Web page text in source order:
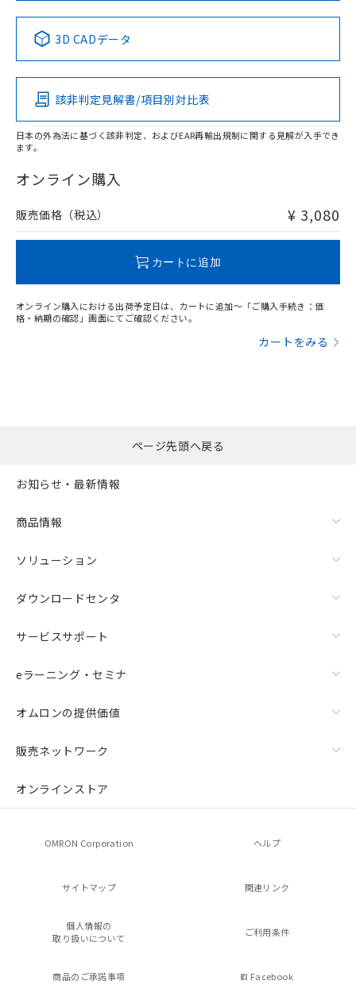
Pb Hg Cd Cr(VI)
O
在庫等で未対応品が混在する可能性があります。
問い合わせください。
3D CADデータ
該非判定見解書/項目別対比表
日本の外為法に基づく該非判定、およびEAR再輸出規制に関する見解が入手でき
ます。
オンライン購入
販売価格（税込） ¥ 3,080
カートに追加
オンライン購入における出荷予定日は、カートに追加～「ご購入手続き：価
格・納期の確認」画面にてご確認ください。
カートをみる
ページ先頭へ戻る
お知らせ・最新情報
商品情報
ソリューション
ダウンロードセンタ
サービスサポート
eラーニング・セミナ
オムロンの提供価値
販売ネットワーク
オンラインストア
OMRON Corporation ヘルプ
サイトマップ 関連リンク
個人情報の
取り扱いについて
ご利用条件
商品のご承諾事項 Facebook